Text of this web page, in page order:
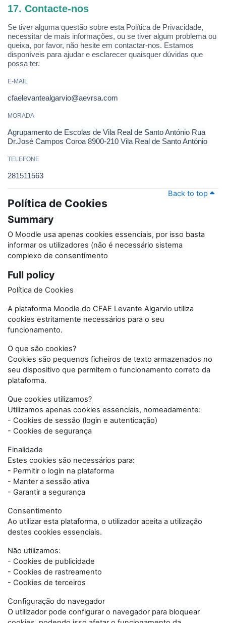
17. Contacte-nos
Se tiver alguma questão sobre esta Pol ítica de Privacidade,
necessitar de mais informações, ou se tiver algum problema ou
queixa, por favor, não hesite em contactar-nos. Estamos
disponíveis para ajudar e esclarecer quaisquer dúvidas que
possa ter.
E-MAIL
cfaelevantealgarvio@aevrsa.com
MORADA
Agrupamento de Escolas de Vila Real de Santo António Rua
Dr.José Campos Coroa 8900-210 Vila Real de Santo António
TELEFONE
281511563
Back to top
Política de Cookies
Summary
O Moodle usa apenas cookies essenciais, por isso basta
informar os utilizadores (não é necessário sistema
complexo de consentimento
Full policy
Política de Cookies
A plataforma Moodle do CFAE Levante Algarvio utiliza
cookies estritamente necessários para o seu
funcionamento.
O que são cookies?
Cookies são pequenos ficheiros de texto armazenados no
seu dispositivo que permitem o funcionamento correto da
plataforma.
Que cookies utilizamos?
Utilizamos apenas cookies essenciais, nomeadamente:
- Cookies de sessão (login e autenticação)
- Cookies de segurança
Finalidade
Estes cookies são necessários para:
- Permitir o login na plataforma
- Manter a sessão ativa
- Garantir a segurança
Consentimento
Ao utilizar esta plataforma, o utilizador aceita a utilização
destes cookies essenciais.
Não utilizamos:
- Cookies de publicidade
- Cookies de rastreamento
- Cookies de terceiros
Configuração do navegador
O utilizador pode configurar o navegador para bloquear